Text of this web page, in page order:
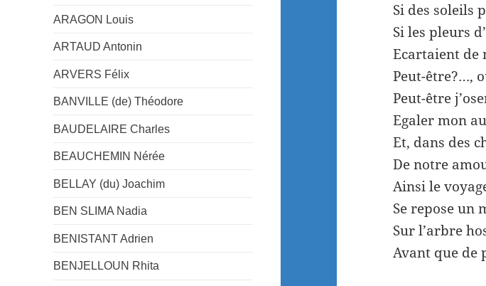
ARAGON Louis
ARTAUD Antonin
ARVERS Félix
BANVILLE (de) Théodore
BAUDELAIRE Charles
BEAUCHEMIN Nérée
BELLAY (du) Joachim
BEN SLIMA Nadia
BENISTANT Adrien
BENJELLOUN Rhita
Si des soleils
Si les pleurs
Ecartaient de
Peut-être?…,
Peut-être
Egaler mon
Et, dans des
De notre
Ainsi le
Se repose un
Sur l’arbre
Avant que de